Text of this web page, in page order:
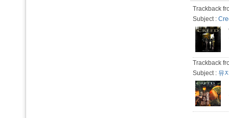
Trackback
Subject :
Trackback
Subject : 뮤